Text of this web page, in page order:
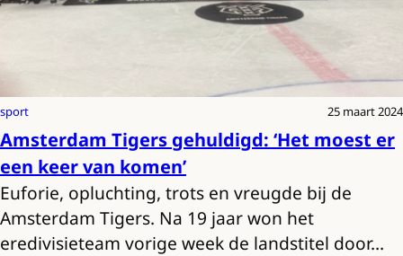
sport 25 maart 2024
Amsterdam Tigers gehuldigd: ‘Het moest er
een keer van komen’
Euforie, opluchting, trots en vreugde bij de
Amsterdam Tigers. Na 19 jaar won het
eredivisieteam vorige week de landstitel door…